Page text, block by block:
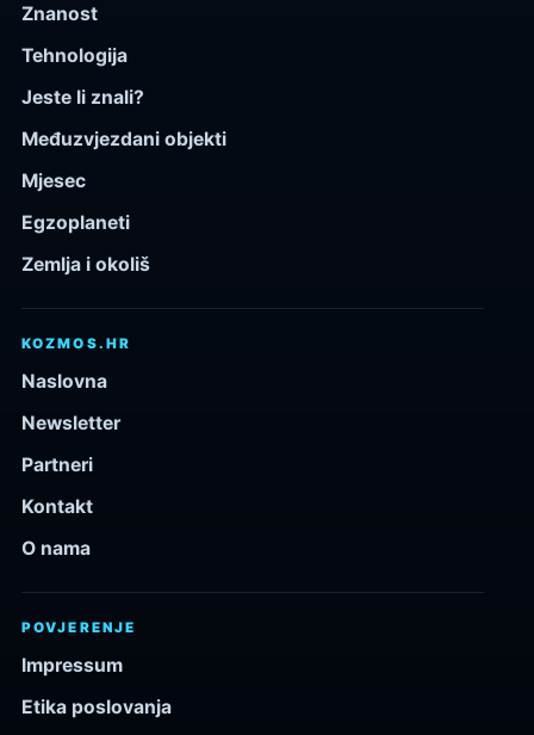
Znanost
Tehnologija
Jeste li znali?
Međuzvjezdani objekti
Mjesec
Egzoplaneti
Zemlja i okoliš
KOZMOS.HR
Naslovna
Newsletter
Partneri
Kontakt
O nama
POVJERENJE
Impressum
Etika poslovanja